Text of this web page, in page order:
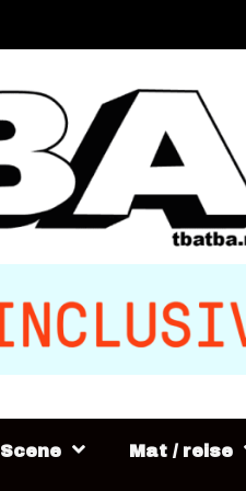
Scene Mat / reise